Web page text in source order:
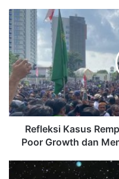
Refleksi Kasus
Poor Growth dan